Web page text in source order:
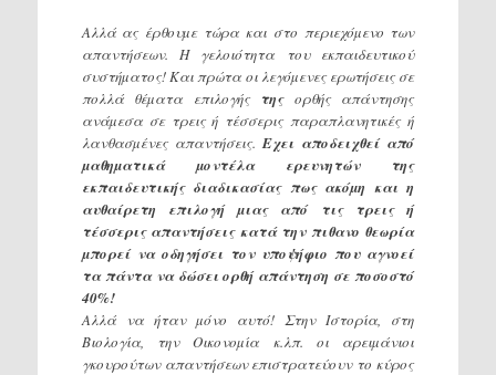
Αλλά ας έρθουµε τώρα και στο περιεχόµενο των
απαντήσεων. Η γελοιότητα του εκπαιδευτικού
συστήµατος!Και πρώτα οι λεγόµενες ερωτήσεις σε
πολλά θέµατα επιλογής τηςορθής απάντησης
ανάµεσα σε τρεις ή τέσσερις παραπλανητικές ή
λανθασµένες απαντήσεις.Εχει αποδειχθεί από
µαθηµατικά µοντέλα ερευνητών της
εκπαιδευτικής διαδικασίας πως ακόµη και η
αυθαίρετη επιλογή µιας από τις τρεις ή
τέσσερις απαντήσεις κατά την πιθανο θεωρία
µπορεί να οδηγήσει τον υποψήφιο που αγνοεί
τα πάντα να δώσει ορθή απάντηση σε ποσοστό
40%!
Αλλά να ήταν µόνο αυτό! Στην Ιστορία, στη
Βιολογία, την Οικονοµία κ.λπ. οι αρειµάνιοι
γκουρούτων απαντήσεων επιστρατεύουν το κύρος